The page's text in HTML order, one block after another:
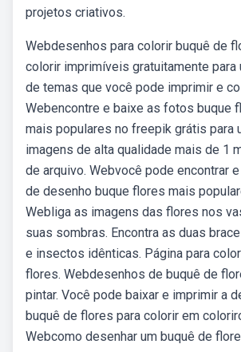
projetos criativos.
Webdesenhos para colorir buquê de
colorir imprimíveis gratuitamente para
de temas que você pode imprimir e
Webencontre e baixe as fotos buque
mais populares no freepik grátis para
imagens de alta qualidade mais de 1
de arquivo. Webvocê pode encontrar
de desenho buque flores mais
Webliga as imagens das flores nos
suas sombras. Encontra as duas
e insectos idênticas. Página para
flores. Webdesenhos de buquê de
pintar. Você pode baixar e imprimir a
buquê de flores para colorir em
Webcomo desenhar um buquê de